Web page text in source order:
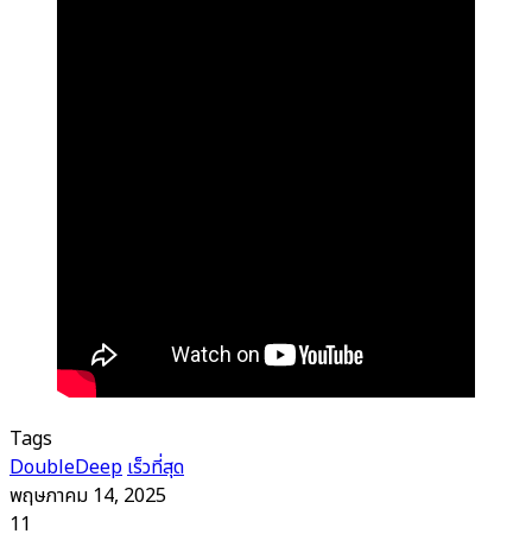
Tags
DoubleDeepเร็วที่สุด
พฤษภาคม 14, 2025
11